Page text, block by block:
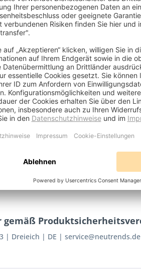
Molex-Stecker
Angaben erforderlich
GmbH, Frankfurter Str.
Dreieich DE service@neutrends.de